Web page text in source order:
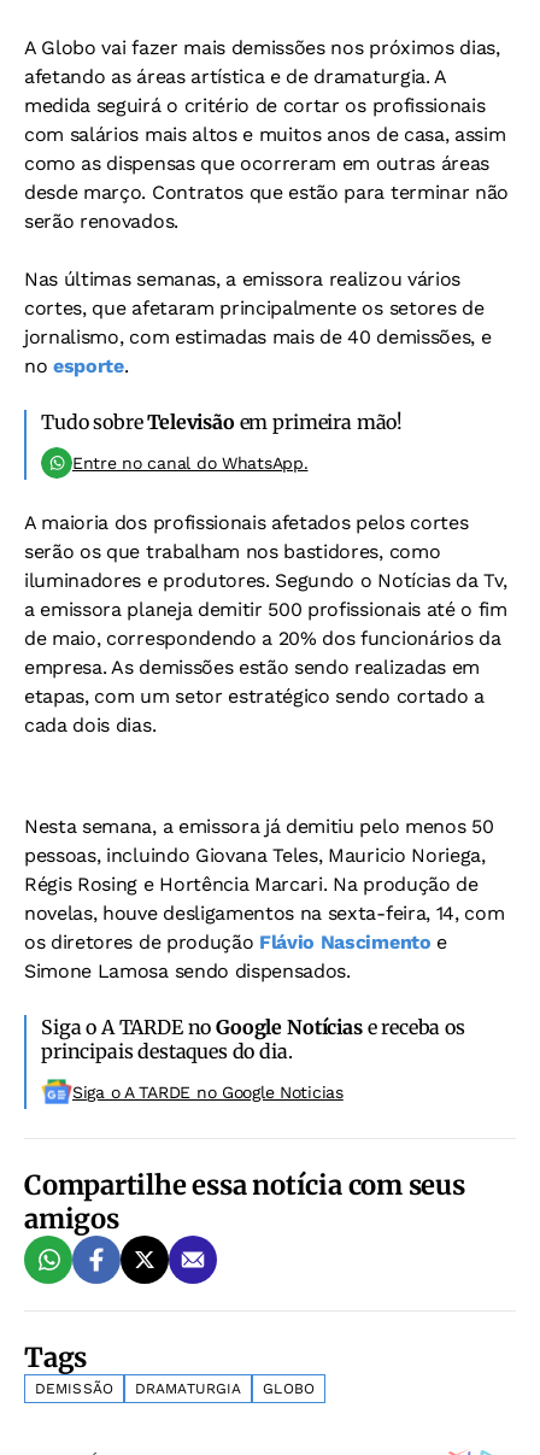
A Globo vai fazer mais demissões nos próximos dias,
afetando as áreas artística e de dramaturgia. A
medida seguirá o critério de cortar os profissionais
com salários mais altos e muitos anos de casa, assim
como as dispensas que ocorreram em outras áreas
desde março. Contratos que estão para terminar não
serão renovados.
Nas últimas semanas, a emissora realizou vários
cortes, que afetaram principalmente os setores de
jornalismo, com estimadas mais de 40 demissões, e
noesporte.
Tudo sobreTelevisão em primeira mão!
Entre no canal do WhatsApp.
A maioria dos profissionais afetados pelos cortes
serão os que trabalham nos bastidores, como
iluminadores e produtores. Segundo o Notícias da Tv,
a emissora planeja demitir 500 profissionais até o fim
de maio, correspondendo a 20% dos funcionários da
empresa. As demissões estão sendo realizadas em
etapas, com um setor estratégico sendo cortado a
cada dois dias.
Nesta semana, a emissora já demitiu pelo menos 50
pessoas, incluindo Giovana Teles, Mauricio Noriega,
Régis Rosing e Hortência Marcari. Na produção de
novelas, houve desligamentos na sexta-feira, 14, com
os diretores de produção Flávio Nascimento e
Simone Lamosa sendo dispensados.
Siga o A TARDE noGoogle Notíciase receba os
principais destaques do dia.
Siga o A TARDE no Google Noticias
Compartilhe essa notícia com seus
amigos
Tags
DEMISSÃO DRAMATURGIA GLOBO